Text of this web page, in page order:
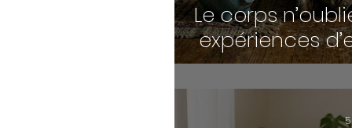
Le corps
expériences
le système